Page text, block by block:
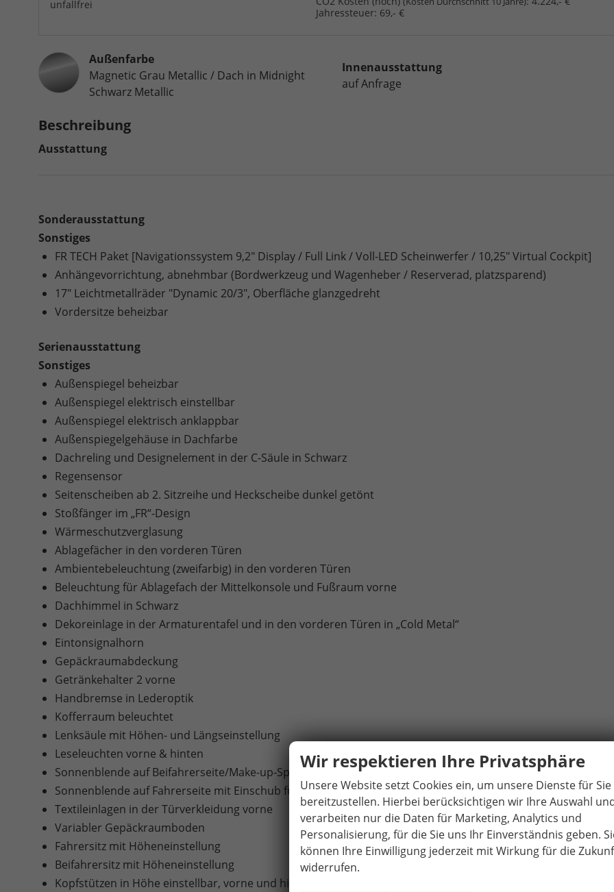
unfallfrei
Jahressteuer: 69,- €
Außenfarbe
Magnetic Grau Metallic / Dach in Midnight
Schwarz Metallic
Innenausstattung
auf Anfrage
Beschreibung
Ausstattung
Sonderausstattung
Sonstiges
FR TECH Paket [Navigationssystem 9,2" Display / Full Link / Voll-LED Scheinwerfer / 10,25" Virtual Cockpit]
Anhängevorrichtung, abnehmbar (Bordwerkzeug und Wagenheber / Reserverad, platzsparend)
17" Leichtmetallräder "Dynamic 20/3", Oberfläche glanzgedreht
Vordersitze beheizbar
Serienausstattung
Sonstiges
Außenspiegel beheizbar
Außenspiegel elektrisch einstellbar
Außenspiegel elektrisch anklappbar
Außenspiegelgehäuse in Dachfarbe
Dachreling und Designelement in der C-Säule in Schwarz
Regensensor
Seitenscheiben ab 2. Sitzreihe und Heckscheibe dunkel getönt
Stoßfänger im „FR“-Design
Wärmeschutzverglasung
Ablagefächer in den vorderen Türen
Ambientebeleuchtung (zweifarbig) in den vorderen Türen
Beleuchtung für Ablagefach der Mittelkonsole und Fußraum vorne
Dachhimmel in Schwarz
Dekoreinlage in der Armaturentafel und in den vorderen Türen in „Cold Metal“
Eintonsignalhorn
Gepäckraumabdeckung
Getränkehalter 2 vorne
Handbremse in Lederoptik
Kofferraum beleuchtet
Lenksäule mit Höhen- und Längseinstellung
Leseleuchten vorne & hinten
Sonnenblende auf Beifahrerseite/Make-up-Spiegel
Sonnenblende auf Fahrerseite mit Einschub für Parkscheibe/Make-up-Spiegel
Textileinlagen in der Türverkleidung vorne
Variabler Gepäckraumboden
Fahrersitz mit Höheneinstellung
Beifahrersitz mit Höheneinstellung
Kopfstützen in Höhe einstellbar, vorne und hinten
Wir respektieren Ihre Privatsphäre
Unsere Website setzt Cookies ein, um unsere Dienste für Sie
bereitzustellen. Hierbei berücksichtigen wir Ihre Auswahl
verarbeiten nur die Daten für Marketing, Analytics und
Personalisierung, für die Sie uns Ihr Einverständnis geben.
können Ihre Einwilligung jederzeit mit Wirkung für die
widerrufen.